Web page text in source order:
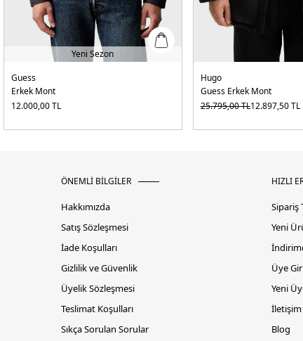
Yeni Sezon
Guess
Erkek Mont
12.000,00TL
Hugo
Guess Erkek Mont
25.795,00TL12.897,50TL
ÖNEMLİ BİLGİLER
Hakkımızda
Satış Sözleşmesi
İade Koşulları
Gizlilik ve Güvenlik
Üyelik Sözleşmesi
Teslimat Koşulları
Sıkça Sorulan Sorular
HIZLI
Sipariş
Yeni
Üye
Yeni
İletişim
Blog